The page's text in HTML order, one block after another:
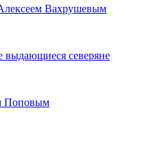
Вахрушевым
выдающиеся северяне
Поповым